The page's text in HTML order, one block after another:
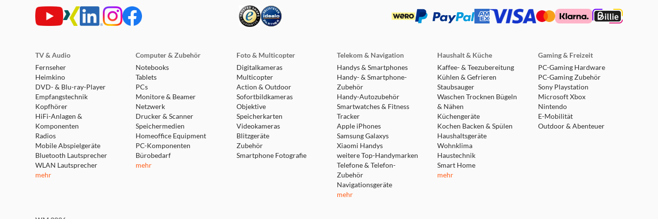
Beeindruckendes räumliches AKG-Audio-Erlebnis
noch besser übertragen wird und Sie ein detaillierteres, realistischeres und beeindruckendes Hörerlebnis genießen.
True Adaptive Noise Cancelling mit benutzerdefinierter Steuerung
Dank der erstklassigen regelbaren True Adaptive Noise Cancelling-Technologie steuern Sie über die App, wie viel von der Außenwelt Sie
hören möchten. Vier Mikrofone mit Auto Compensation erkennen Umgebungsgeräusche automatisch und leisten Anpassungen in Echtzeit.
Oder Sie wählen Ihre gewünschte ANC-Stufe manuell aus. Die Größe und Form Ihres Gehörgangs wird automatisch erkannt, um Schallverlust
auszugleichen. Möchten Sie in Ihrem Flow nicht unterbrochen werden, blenden Sie mit Noise-Cancelling Ihre Umgebung vollständig aus,
TV & Audio
Fernseher
Heimkino
DVD- & Blu-ray-Player
Empfangstechnik
Kopfhörer
HiFi-Anlagen &
Komponenten
Radios
Mobile Abspielgeräte
Bluetooth Lautsprecher
WLAN Lautsprecher
mehr
Computer & Zubehör
Notebooks
Tablets
PCs
Monitore & Beamer
Netzwerk
Drucker & Scanner
Speichermedien
Homeoffice Equipment
PC-Komponenten
Bürobedarf
mehr
Foto & Multicopter
Digitalkameras
Multicopter
Action & Outdoor
Sofortbildkameras
Objektive
Speicherkarten
Videokameras
Blitzgeräte
Zubehör
Smartphone Fotografie
Telekom & Navigation
Handys & Smartphones
Handy- & Smartphone-
Zubehör
Handy-Autozubehör
Smartwatches & Fitness
Tracker
Apple iPhones
Samsung Galaxys
Xiaomi Handys
weitere Top-Handymarken
Telefone & Telefon-
Zubehör
Navigationsgeräte
mehr
Haushalt & Küche
Kaffee- & Teezubereitung
Kühlen & Gefrieren
Staubsauger
Waschen Trocknen Bügeln
& Nähen
Küchengeräte
Kochen Backen & Spülen
Haushaltsgeräte
Wohnklima
Haustechnik
Smart Home
mehr
Gaming & Freizeit
PC-Gaming Hardware
PC-Gaming Zubehör
Sony Playstation
Microsoft Xbox
Nintendo
E-Mobilität
Outdoor & Abenteuer